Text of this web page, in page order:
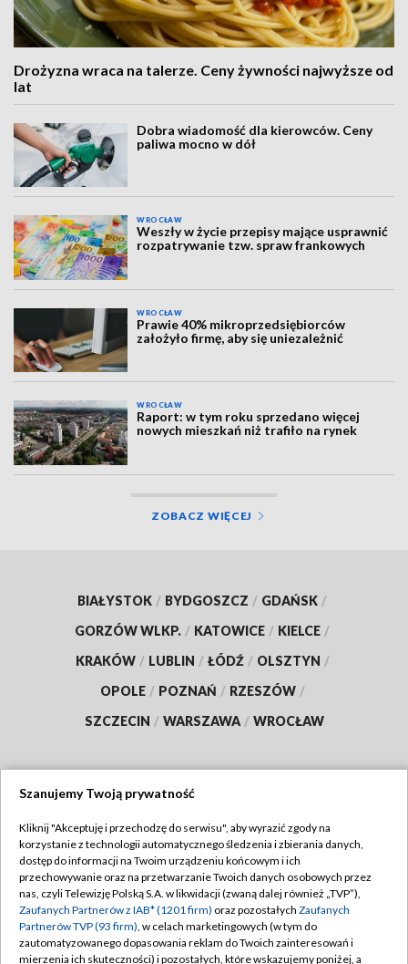
Drożyzna wraca na talerze. Ceny żywności najwyższe od
lat
Dobra wiadomość dla kierowców. Ceny
paliwa mocno w dół
WROCŁAW
Weszły w życie przepisy mające usprawnić
rozpatrywanie tzw. spraw frankowych
WROCŁAW
Prawie 40% mikroprzedsiębiorców
założyło firmę, aby się uniezależnić
WROCŁAW
Raport: w tym roku sprzedano więcej
nowych mieszkań niż trafiło na rynek
ZOBACZ WIĘCEJ
BIAŁYSTOK / BYDGOSZCZ / GDAŃSK /
GORZÓW WLKP. / KATOWICE / KIELCE /
KRAKÓW / LUBLIN / ŁÓDŹ / OLSZTYN /
OPOLE / POZNAŃ / RZESZÓW /
SZCZECIN / WARSZAWA / WROCŁAW
TVP
Abonament TVP
Emisja w TVP
Centrum informacji TVP
Regulamin TVP
Polityka prywatności
Moje zgody
Szanujemy Twoją prywatność
Kliknij "Akceptuję i przechodzę do serwisu", aby wyrazić zgody na
korzystanie z technologii automatycznego śledzenia i zbierania danych,
dostęp do informacji na Twoim urządzeniu końcowym i ich
przechowywanie oraz na przetwarzanie Twoich danych osobowych przez
nas, czyli Telewizję Polską S.A. w likwidacji (zwaną dalej również „TVP”),
Zaufanych Partnerów z IAB* (1201 firm) oraz pozostałych Zaufanych
Partnerów TVP (93 firm), w celach marketingowych (w tym do
zautomatyzowanego dopasowania reklam do Twoich zainteresowań i
mierzenia ich skuteczności) i pozostałych, które wskazujemy poniżej, a